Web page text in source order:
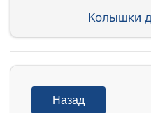
Колышки
Назад